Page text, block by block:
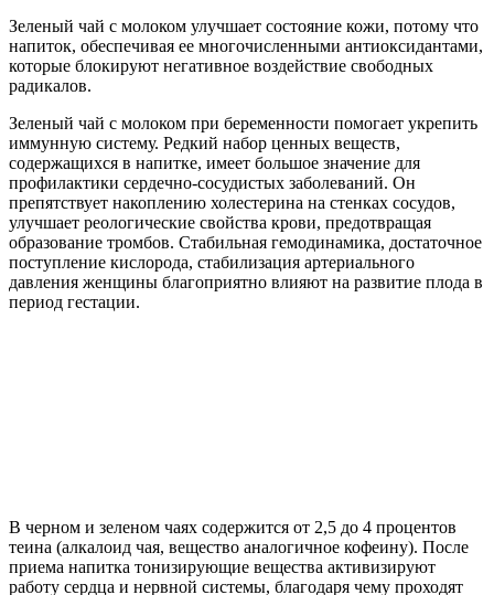
Зеленый чай с молоком улучшает состояние кожи, потому что
напиток, обеспечивая ее многочисленными антиоксидантами,
которые блокируют негативное воздействие свободных
радикалов.
Зеленый чай с молоком при беременности помогает укрепить
иммунную систему. Редкий набор ценных веществ,
содержащихся в напитке, имеет большое значение для
профилактики сердечно-сосудистых заболеваний. Он
препятствует накоплению холестерина на стенках сосудов,
улучшает реологические свойства крови, предотвращая
образование тромбов. Стабильная гемодинамика, достаточное
поступление кислорода, стабилизация артериального
давления женщины благоприятно влияют на развитие плода в
период гестации.
В черном и зеленом чаях содержится от 2,5 до 4 процентов
теина (алкалоид чая, вещество аналогичное кофеину). После
приема напитка тонизирующие вещества активизируют
работу сердца и нервной системы, благодаря чему проходят